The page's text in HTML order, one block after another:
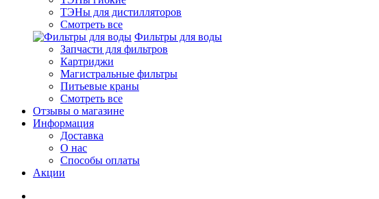
ТЭНы для дистилляторов
Смотреть все
Фильтры для воды
Запчасти для фильтров
Картриджи
Магистральные фильтры
Питьевые краны
Смотреть все
Отзывы о магазине
Информация
Доставка
О нас
Способы оплаты
Акции